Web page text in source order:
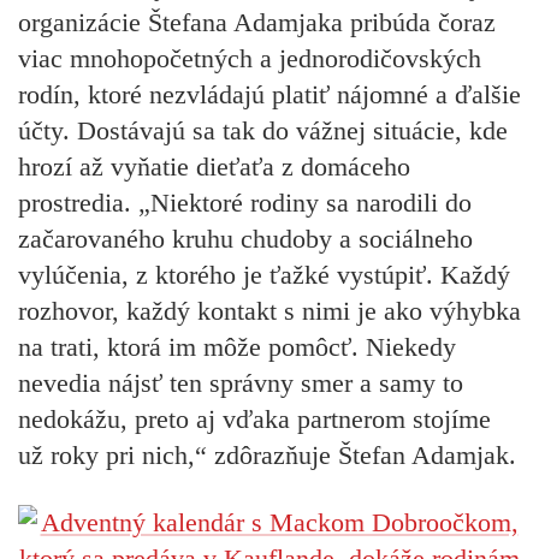
organizácie Štefana Adamjaka pribúda čoraz
viac mnohopočetných a jednorodičovských
rodín, ktoré nezvládajú platiť nájomné a ďalšie
účty. Dostávajú sa tak do vážnej situácie, kde
hrozí až vyňatie dieťaťa z domáceho
prostredia. „Niektoré rodiny sa narodili do
začarovaného kruhu chudoby a sociálneho
vylúčenia, z ktorého je ťažké vystúpiť. Každý
rozhovor, každý kontakt s nimi je ako výhybka
na trati, ktorá im môže pomôcť. Niekedy
nevedia nájsť ten správny smer a samy to
nedokážu, preto aj vďaka partnerom stojíme
už roky pri nich,“ zdôrazňuje Štefan Adamjak.